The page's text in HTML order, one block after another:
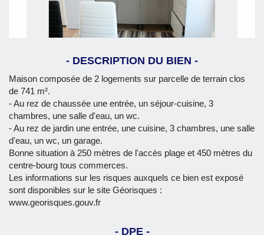
DESCRIPTION DU BIEN
Maison composée de 2 logements sur parcelle de terrain clos
de 741 m².
- Au rez de chaussée une entrée, un séjour-cuisine, 3
chambres, une salle d'eau, un wc.
- Au rez de jardin une entrée, une cuisine, 3 chambres, une salle
d'eau, un wc, un garage.
Bonne situation à 250 mètres de l'accès plage et 450 mètres du
centre-bourg tous commerces.
Les informations sur les risques auxquels ce bien est exposé
sont disponibles sur le site Géorisques :
www.georisques.gouv.fr
DPE